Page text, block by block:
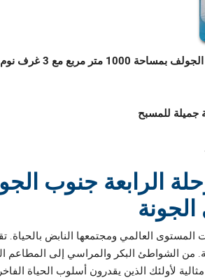
مع 3 غرف نوم سرير أريكة
جميلة للمسبح
الرابعة جنوب
المستوى العالمي ومجتمعها النابض بالحياة.
من الشواطئ البكر والمراسي إلى
لأولئك الذين يقدرون أسلوب الحياة